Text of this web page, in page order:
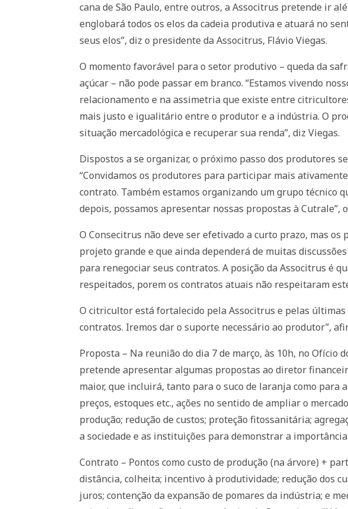
cana de São Paulo, entre outros, a Associtrus pretende ir
englobará todos os elos da cadeia produtiva e atuará no
seus elos”, diz o presidente da Associtrus, Flávio Viegas.
O momento favorável para o setor produtivo – queda da
açúcar – não pode passar em branco. “Estamos vivendo
relacionamento e na assimetria que existe entre
mais justo e igualitário entre o produtor e a indústria. O
situação mercadológica e recuperar sua renda”, diz Viegas.
Dispostos a se organizar, o próximo passo dos produtores
“Convidamos os produtores para participar mais
contrato. Também estamos organizando um grupo técnico
depois, possamos apresentar nossas propostas à Cutrale”,
O Consecitrus não deve ser efetivado a curto prazo, mas
projeto grande e que ainda dependerá de muitas
para renegociar seus contratos. A posição da Associtrus é
respeitados, porem os contratos atuais não respeitaram
O citricultor está fortalecido pela Associtrus e pelas
contratos. Iremos dar o suporte necessário ao produtor”,
Proposta – Na reunião do dia 7 de março, às 10h, no
pretende apresentar algumas propostas ao diretor
maior, que incluirá, tanto para o suco de laranja como
preços, estoques etc., ações no sentido de ampliar o
produção; redução de custos; proteção fitossanitária;
a sociedade e as instituições para demonstrar a
Contrato – Pontos como custo de produção (na árvore) +
distância, colheita; incentivo à produtividade; redução dos
juros; contenção da expansão de pomares da indústria; e